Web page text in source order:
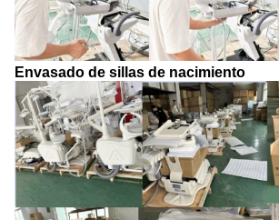
Envasado de sillas de nacimiento